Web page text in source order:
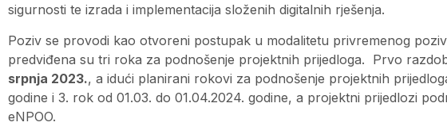
sigurnosti te izrada i implementacija složenih digitalnih rješenja.
Poziv se provodi kao otvoreni postupak u modalitetu privremenog
predviđena su tri roka za podnošenje projektnih prijedloga. Prvo
srpnja 2023., a idući planirani rokovi za podnošenje projektnih
godine i 3. rok od 01.03. do 01.04.2024. godine, a projektni prijedlozi
eNPOO.